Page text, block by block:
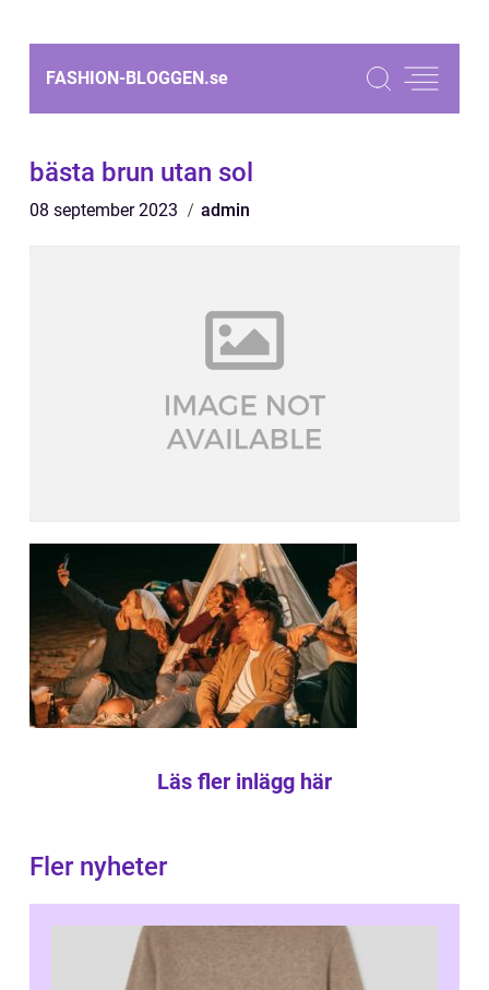
FASHION-BLOGGEN.se
bästa brun utan sol
08 september 2023 admin
Läs fler inlägg här
Fler nyheter